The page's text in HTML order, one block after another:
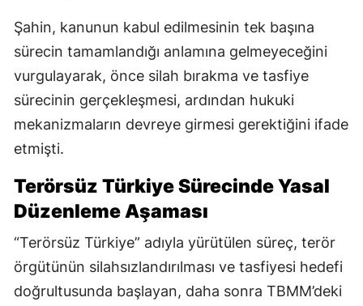
Şahin, kanunun kabul edilmesinin tek başına
sürecin tamamlandığı anlamına gelmeyeceğini
vurgulayarak, önce silah bırakma ve tasfiye
sürecinin gerçekleşmesi, ardından hukuki
mekanizmaların devreye girmesi gerektiğini ifade
etmişti.
Terörsüz Türkiye Sürecinde Yasal
Düzenleme Aşaması
“Terörsüz Türkiye” adıyla yürütülen süreç, terör
örgütünün silahsızlandırılması ve tasfiyesi hedefi
doğrultusunda başlayan, daha sonra TBMM’deki